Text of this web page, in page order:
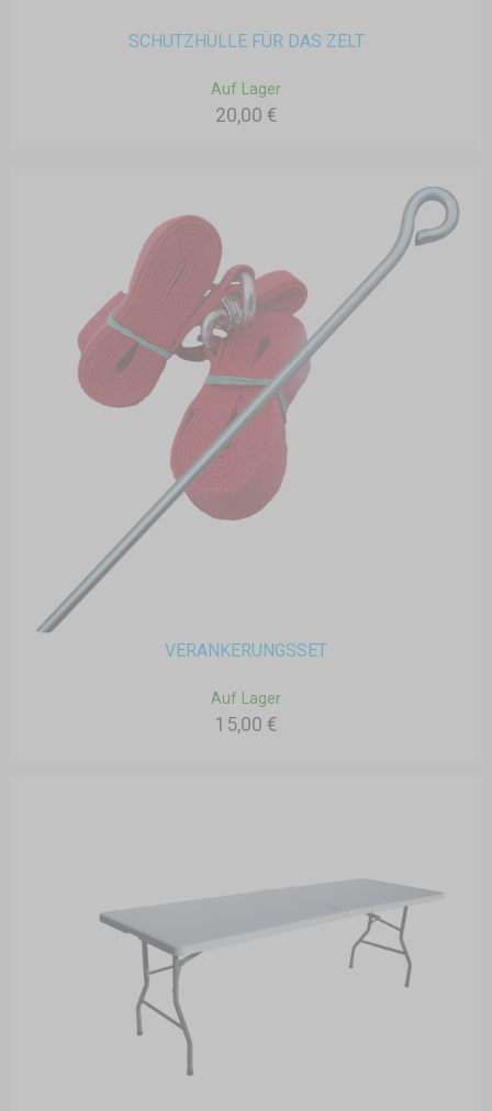
SCHUTZHÜLLE FÜR DAS ZELT
Auf Lager
20,00 €
VERANKERUNGSSET
Auf Lager
15,00 €